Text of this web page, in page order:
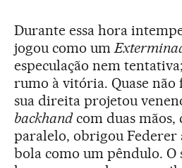
Durante essa hora
jogou como um
especulação nem
rumo à vitória. Quase não
sua direita projetou
backhandcom duas mãos,
paralelo, obrigou Federer
bola como um pêndulo. O